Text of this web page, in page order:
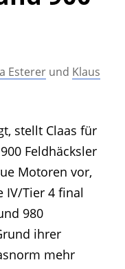
Esterer und Klaus
stellt Claas für
Feldhäcksler
Motoren vor,
IV/Tier 4 final
980
ihrer
mehr